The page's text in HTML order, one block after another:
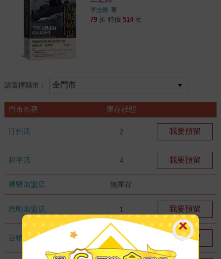
李志德 著
79 折 特價 514 元
請選擇縣市：
門市名稱 庫存狀態
汀州店 2 我要預留
和平店 4 我要預留
國醫加盟店 無庫存
德明加盟店 1 我要預留
台積店 2 我要預留